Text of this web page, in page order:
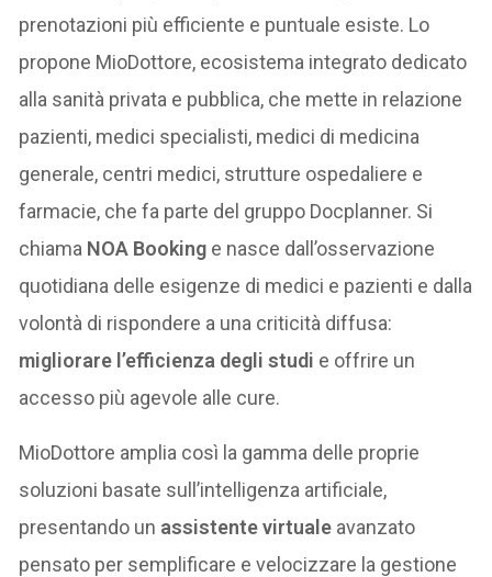
prenotazioni più efficiente e puntuale esiste. Lo
propone MioDottore, ecosistema integrato dedicato
alla sanità privata e pubblica, che mette in relazione
pazienti, medici specialisti, medici di medicina
generale, centri medici, strutture ospedaliere e
farmacie, che fa parte del gruppo Docplanner. Si
chiama NOA Booking e nasce dall’osservazione
quotidiana delle esigenze di medici e pazienti e dalla
volontà di rispondere a una criticità diffusa:
migliorare l’efficienza degli studi e offrire un
accesso più agevole alle cure.
MioDottore amplia così la gamma delle proprie
soluzioni basate sull’intelligenza artificiale,
presentando un assistente virtuale avanzato
pensato per semplificare e velocizzare la gestione